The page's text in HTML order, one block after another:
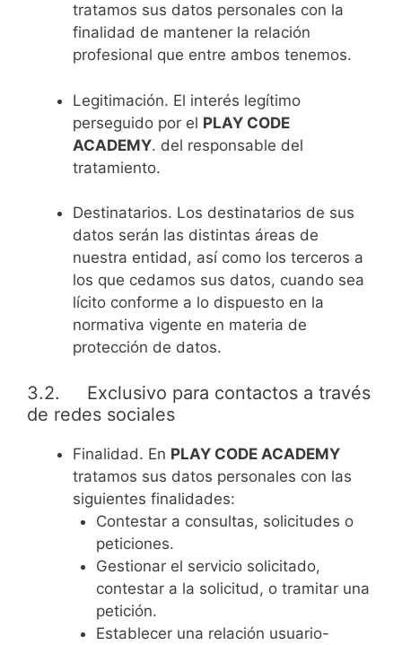
tratamos sus datos personales con la
finalidad de mantener la relación
profesional que entre ambos tenemos.
Legitimación. El interés legítimo
perseguido por el PLAY CODE
ACADEMY. del responsable del
tratamiento.
Destinatarios. Los destinatarios de sus
datos serán las distintas áreas de
nuestra entidad, así como los terceros a
los que cedamos sus datos, cuando sea
lícito conforme a lo dispuesto en la
normativa vigente en materia de
protección de datos.
3.2. Exclusivo para contactos a través
de redes sociales
Finalidad. En PLAY CODE ACADEMY
tratamos sus datos personales con las
siguientes finalidades:
Contestar a consultas, solicitudes o
peticiones.
Gestionar el servicio solicitado,
contestar a la solicitud, o tramitar una
petición.
Establecer una relación usuario-